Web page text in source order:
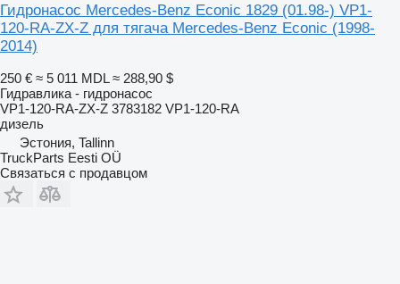
Гидронасос Mercedes-Benz Econic 1829 (01.98-) VP1-
120-RA-ZX-Z для тягача Mercedes-Benz Econic (1998-
2014)
250 € ≈ 5 011 MDL ≈ 288,90 $
Гидравлика - гидронасос
VP1-120-RA-ZX-Z 3783182 VP1-120-RA
дизель
Эстония, Tallinn
TruckParts Eesti OÜ
Связаться с продавцом